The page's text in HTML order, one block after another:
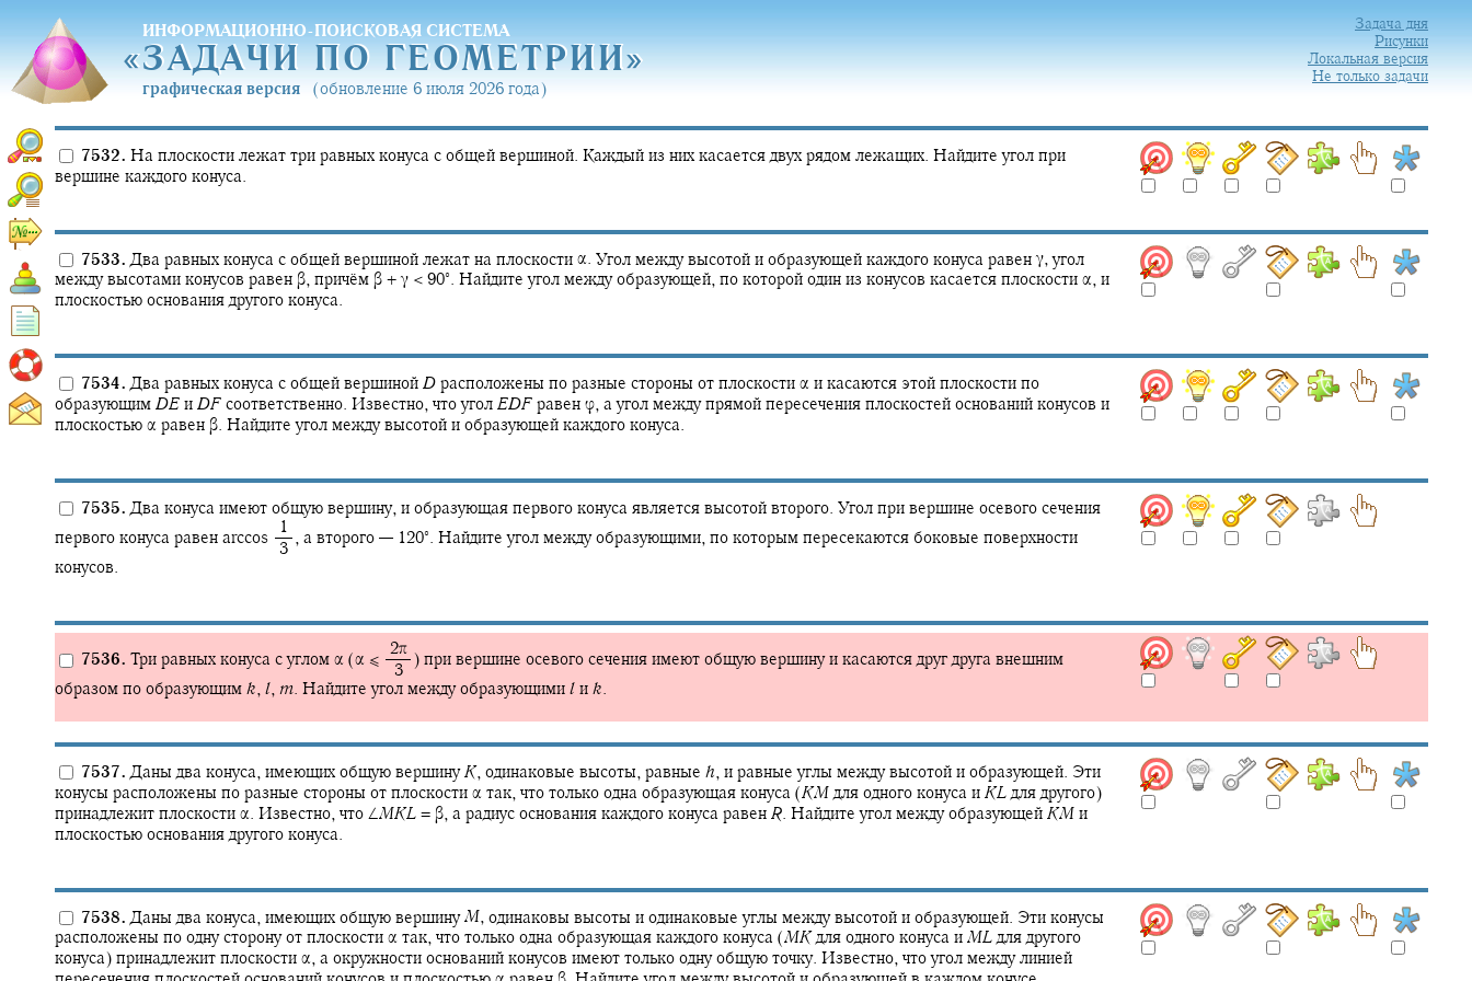
ИНФОРМАЦИОННО-ПОИСКОВАЯ СИСТЕМА
«ЗАДАЧИ ПО ГЕОМЕТРИИ»
«ЗАДАЧИ ПО ГЕОМЕТРИИ»
графическая версия (обновление 6 июля 2026 года)
Задача дня
Рисунки
Локальная версия
Не только задачи
7532. На плоскости лежат три равных конуса с общей вершиной. Каждый из них касается двух рядом лежащих. Найдите угол при
вершине каждого конуса.
7533. Два равных конуса с общей вершиной лежат на плоскости α. Угол между высотой и образующей каждого конуса равенγ,угол
между высотами конусов равен β, причём β + γ < 90‍∘ . Найдите угол между образующей, по которой один из конусов касается плоскости α, и
плоскостью основания другого конуса.
7534. Два равных конуса с общей вершиной D расположены по разные стороны от плоскости α и касаются этой плоскости по
образующим DE и DF соответственно. Известно, что угол EDF равен φ, а угол между прямой пересечения плоскостей оснований конусов и
плоскостью α равен β. Найдите угол между высотой и образующей каждого конуса.
7535. Два конуса имеют общую вершину, и образующая первого конуса является высотой второго. Угол при вершине осевого сечения
первого конуса равен arccos ‍
‍ 1
‍ 3
, а второго — 120‍∘ . Найдите угол между образующими, по которым пересекаются боковые поверхности
конусов.
7536. Три равных конуса с углом α (α ≤ ‍
‍ 2π
‍ 3
) при вершине осевого сечения имеют общую вершину и касаются друг друга внешним
образом по образующим k, l, m. Найдите угол между образующими l и k.
7537. Даны два конуса, имеющих общую вершинуK, одинаковые высоты, равные h, и равные углы между высотой и образующей. Эти
конусы расположены по разные стороны от плоскости α так, что только одна образующая конуса (KMдля одного конуса и KLдля другого)
принадлежит плоскости α. Известно, что ∠MKL = β, а радиус основания каждого конуса равен R. Найдите угол между образующей KM и
плоскостью основания другого конуса.
7538. Даны два конуса, имеющих общую вершинуM, одинаковы высоты и одинаковые углы между высотой и образующей. Эти конусы
расположены по одну сторону от плоскости α так, что только одна образующая каждого конуса (MKдля одного конуса и MLдля другого
конуса) принадлежит плоскости α, а окружности оснований конусов имеют только одну общую точку. Известно, что угол между линией